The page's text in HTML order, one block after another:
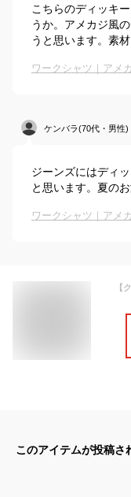
こちらのディッキ
うか。アメカジ風
うと思います。素
ケンバラ(70代・男性)
ジーンズにはディ
と思います。夏の
このアイテムが投稿さ